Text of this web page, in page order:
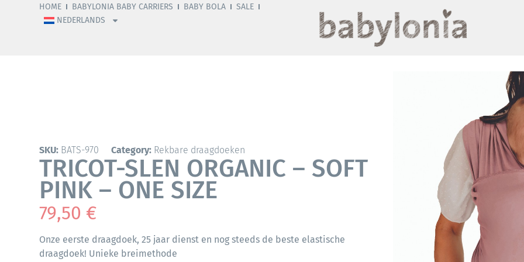
HOME BABYLONIA BABY CARRIERS BABY BOLA
SALE
NEDERLANDS
SKU: BATS-970 Category: Rekbare draagdoeken
TRICOT-SLEN ORGANIC – SOFT
PINK – ONE SIZE
79,50 €
Onze eerste draagdoek, 25 jaar dienst en nog steeds de beste elastische
draagdoek! Unieke breimethode